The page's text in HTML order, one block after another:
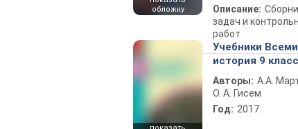
обложку
Описание:
задач и
работ
Учебники
история 9 класс
Авторы: А.А.
О. А. Гисем
Год: 2017